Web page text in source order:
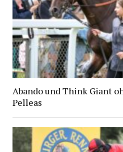
Abando und Think Giant
Pelleas